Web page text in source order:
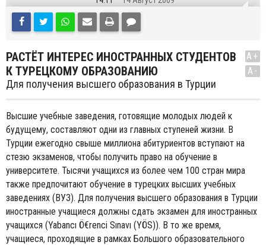
РАСТЁТ ИНТЕРЕС ИНОСТРАННЫХ СТУДЕНТОВ
К ТУРЕЦКОМУ ОБРАЗОВАНИЮ
Для получения высшего образования в Турции
A+
A-
Bысшие учебные заведения, готовящие молодых людей к
будущему, составляют одни из главных ступеней жизни. В
Турции ежегодно свыше миллиона абитуриентов вступают на
стезю экзаменов, чтобы получить право на обучение в
университете. Тысячи учащихся из более чем 100 стран мира
также предпочитают обучение в турецких высших учебных
заведениях (ВУЗ). Для получения высшего образования в Турции
иностранные учащиеся должны сдать экзамен для иностранных
учащихся (Yabancı Ö€renci Sınavı (YÖS)). В то же время,
учащиеся, проходящие в рамках Большого образовательного